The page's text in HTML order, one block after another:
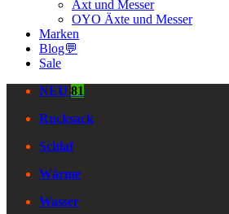
Axt und Messer
OYO Äxte und Messer
Marken
Blog💬
Sale
NEU 81
Rucksack
Schlaf
Wärme
Wasser